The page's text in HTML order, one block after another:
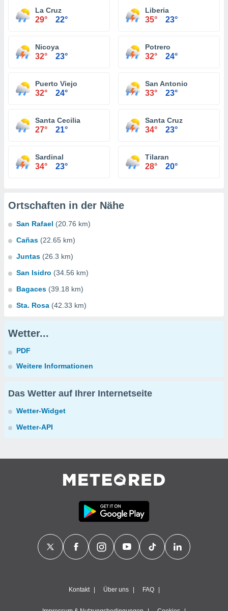
La Cruz
29° 22°
Liberia
35° 23°
Nicoya
32° 23°
Potrero
32° 24°
Puerto Viejo
32° 24°
San Antonio
33° 23°
Santa Cecilia
27° 21°
Santa Cruz
34° 23°
Sardinal
34° 23°
Tilaran
28° 20°
Ortschaften in der Nähe
San Rafael (20.76 km)
Cañas (22.65 km)
Juntas (26.3 km)
San Isidro (34.56 km)
Bagaces (39.18 km)
Sta. Rosa (42.33 km)
Wetter...
PDF
Weitere Informationen
Das Wetter auf Ihrer Internetseite
Wetter-Widget
Wetter-API
Kontakt Über uns FAQ